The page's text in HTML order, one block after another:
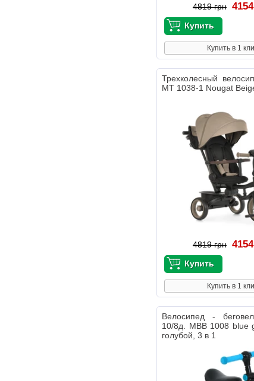
4819 грн
Купить в 1
Трехколесный
MT 1038-1 Nougat
4819 грн
Купить в 1
Велосипед -
10/8д. MBB 1008 blue
голубой, 3 в 1